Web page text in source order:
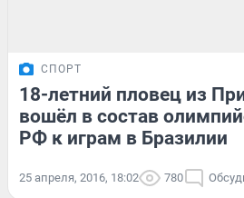
СПОРТ
18-летний пловец из
вошёл в состав
РФ к играм в Бразилии
25 апреля, 2016, 18:02 780